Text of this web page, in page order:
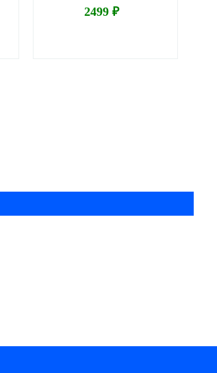
2499 ₽